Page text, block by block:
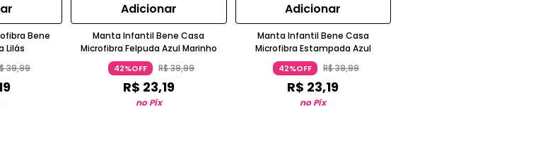
Bene
Lilás
39,99
Adicionar
Manta Infantil Bene Casa
Microfibra Felpuda Azul Marinho
42%OFF R$39,99
R$ 23,19
no Pix
Adicionar
Manta Infantil Bene Casa
Microfibra Estampada Azul
42%OFF R$39,99
R$ 23,19
no Pix